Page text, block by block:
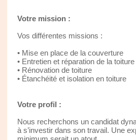
Votre mission :
Vos différentes missions :
• Mise en place de la couverture
• Entretien et réparation de la toiture
• Rénovation de toiture
• Étanchéité et isolation en toiture
Votre profil :
Nous recherchons un candidat
à s’investir dans son travail. Une